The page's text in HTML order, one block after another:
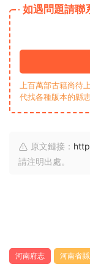
如遇問題請
上百萬部古籍尚
代找各種版本的縣
原文鏈接：
請注明出處。
河南府志 河南省